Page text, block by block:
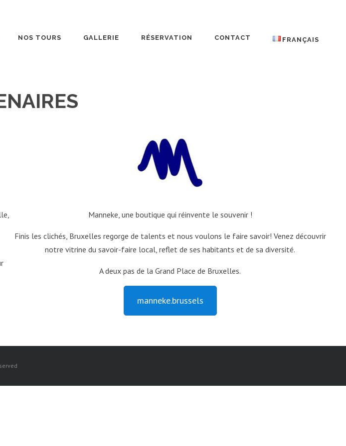
NOS TOURS GALLERIE RÉSERVATION CONTACT FRANÇAIS
Manneke, une boutique qui réinvente le souvenir !
Finis les clichés, Bruxelles regorge de talents et nous voulons le faire savoir! Venez découvrir
notre vitrine du savoir-faire local, reflet de ses habitants et de sa diversité.
A deux pas de la Grand Place de Bruxelles.
manneke.brussels